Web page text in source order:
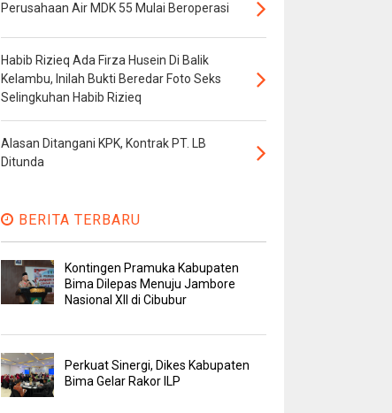
Perusahaan Air MDK 55 Mulai Beroperasi
Habib Rizieq Ada Firza Husein Di Balik
Kelambu, Inilah Bukti Beredar Foto Seks
Selingkuhan Habib Rizieq
Alasan Ditangani KPK, Kontrak PT. LB
Ditunda
BERITA TERBARU
Kontingen Pramuka Kabupaten
Bima Dilepas Menuju Jambore
Nasional XII di Cibubur
Perkuat Sinergi, Dikes Kabupaten
Bima Gelar Rakor ILP